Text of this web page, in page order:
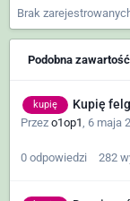
Brak
Podobna zawartość
kupię Kupię
Przez o1op1, 6 maja
0 odpowiedzi 282